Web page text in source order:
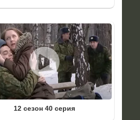
12 сезон 40 серия